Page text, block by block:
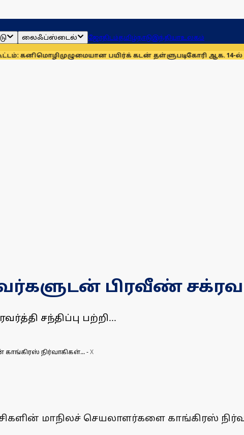
லைஃப்ஸ்டைல் ஜோதிடம்தமிழ்நாடுஇந்தியாஉலகம்
முழுமையான பயிர்க் கடன் தள்ளுபடிகோரி ஆக. 14-ல் அதிமுக
பிரவீண்
சந்திப்பு பற்றி...
நிர்வாகிகள்...-X
மாநிலச் செயலாளர்களை காங்கிரஸ்